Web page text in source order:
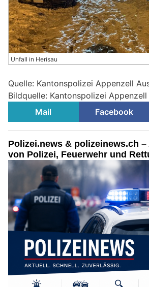
Unfall in Herisau
Quelle: Kantonspolizei Appenzell
Bildquelle: Kantonspolizei
Mail
Facebook
Polizei.news & polizeinews.ch
von Polizei, Feuerwehr und